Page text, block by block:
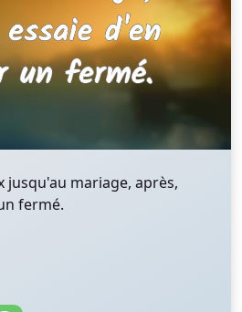
jusqu'au mariage, après,
fermé.